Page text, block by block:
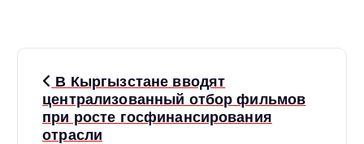
В Кыргызстане вводят
централизованный отбор фильмов
при росте госфинансирования
отрасли